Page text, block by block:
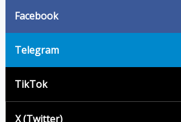
Facebook
Telegram
TikTok
X (Twitter)